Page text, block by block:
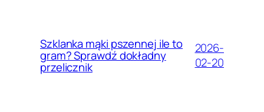
Szklanka mąki pszennej ile to
gram? Sprawdź dokładny
przelicznik
2026-
02-20